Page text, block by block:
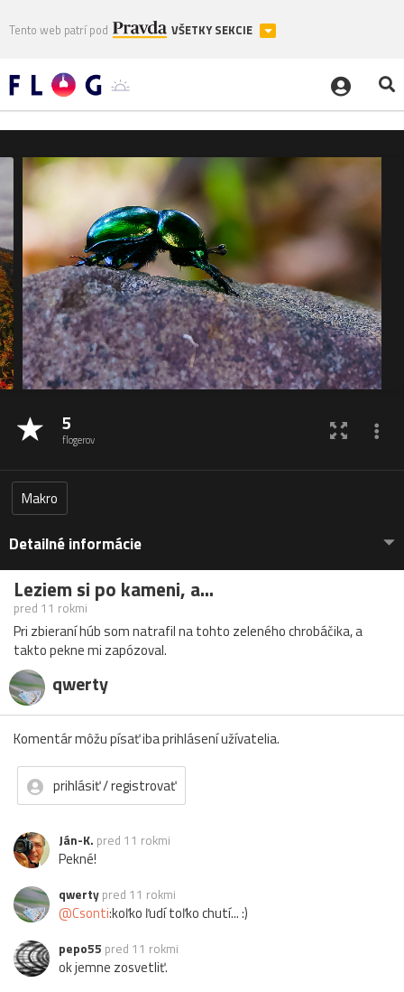
Tento web patrí pod VŠETKY SEKCIE
5
flogerov
Makro
Detailné informácie
Leziem si po kameni, a...
pred 11 rokmi
Pri zbieraní húb som natrafil na tohto zeleného chrobáčika, a
takto pekne mi zapózoval.
qwerty
Komentár môžu písať iba prihlásení užívatelia.
prihlásiť / registrovať
Ján-K. pred 11 rokmi
Pekné!
qwerty pred 11 rokmi
@Csonti:koľko ľudí toľko chutí... :)
pepo55 pred 11 rokmi
ok jemne zosvetliť.